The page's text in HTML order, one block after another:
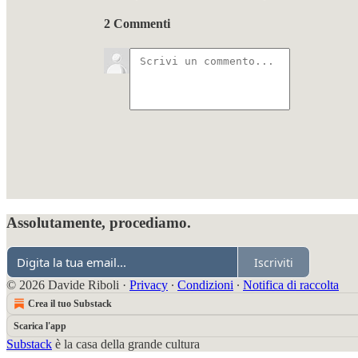
2 Commenti
Assolutamente, procediamo.
Iscriviti
© 2026 Davide Riboli · Privacy ∙ Condizioni ∙ Notifica di raccolta
Crea il tuo Substack
Scarica l'app
Substack è la casa della grande cultura